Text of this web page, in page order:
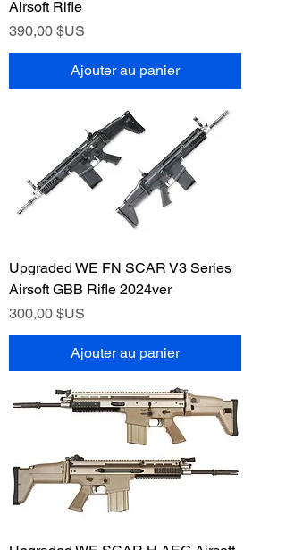
Airsoft Rifle
Prix
390,00 $US
Ajouter au panier
Upgraded WE FN SCAR V3 Series
Airsoft GBB Rifle 2024ver
Prix
300,00 $US
Ajouter au panier